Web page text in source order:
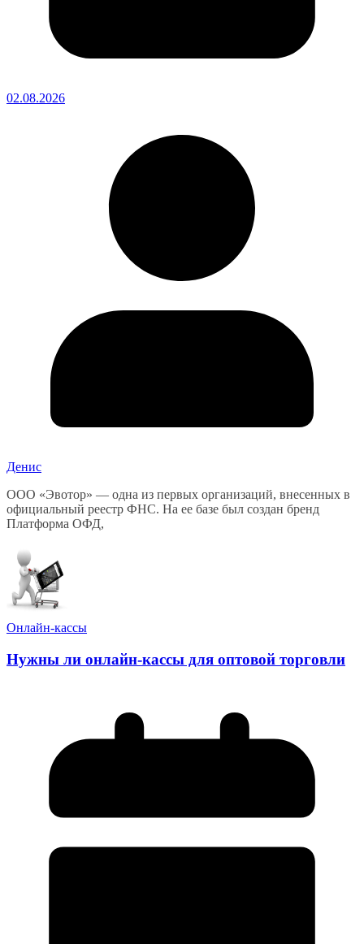
02.08.2026
Денис
ООО «Эвотор» — одна из первых организаций, внесенных в
официальный реестр ФНС. На ее базе был создан бренд
Платформа ОФД,
Онлайн-кассы
Нужны ли онлайн-кассы для оптовой торговли